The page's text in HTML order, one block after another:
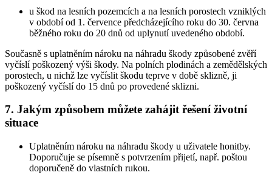
u škod na lesních pozemcích a na lesních porostech vzniklých
v období od 1. července předcházejícího roku do 30. června
běžného roku do 20 dnů od uplynutí uvedeného období.
Současně s uplatněním nároku na náhradu škody způsobené zvěří
vyčíslí poškozený výši škody. Na polních plodinách a zemědělských
porostech, u nichž lze vyčíslit škodu teprve v době sklizně, ji
poškozený vyčíslí do 15 dnů po provedené sklizni.
7. Jakým způsobem můžete zahájit řešení životní
situace
Uplatněním nároku na náhradu škody u uživatele honitby.
Doporučuje se písemně s potvrzením přijetí, např. poštou
doporučeně do vlastních rukou.